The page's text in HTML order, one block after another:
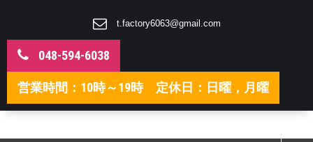
t.factory6063@gmail.com
048-594-6038
営業時間：10時～19時 定休日：日曜，月曜